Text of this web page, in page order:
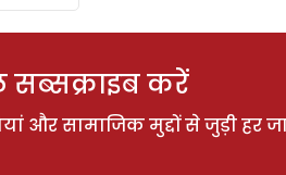
सब्सक्राइब करें
और सामाजिक मुद्दों से जुड़ी हर